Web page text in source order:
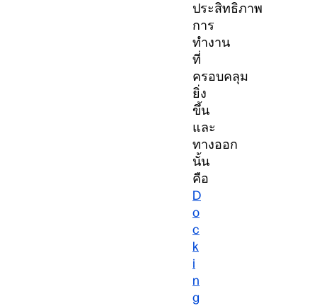
ประสิทธิภาพ
การ
ทำงาน
ที่
ครอบคลุม
ยิ่ง
ขึ้น
และ
ทางออก
นั้น
คือ
D
o
c
k
i
n
g